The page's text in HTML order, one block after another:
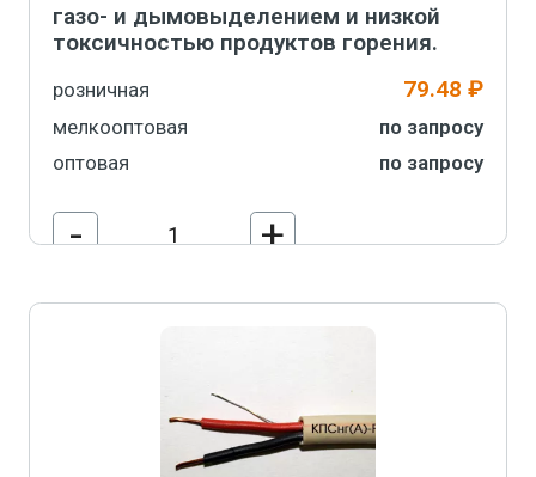
газо- и дымовыделением и низкой
токсичностью продуктов горения.
розничная 79.48 ₽
мелкооптовая
по запросу
оптовая
по запросу
- +